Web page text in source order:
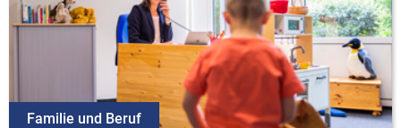
Familie und Beruf